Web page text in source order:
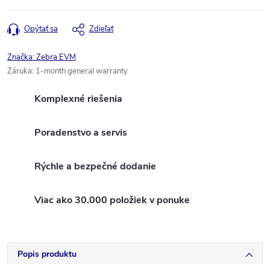
Opýtať sa Zdieľať
Značka:Zebra EVM
Záruka: 1-month general warranty
Komplexné riešenia
Poradenstvo a servis
Rýchle a bezpečné dodanie
Viac ako 30.000 položiek v ponuke
Popis produktu